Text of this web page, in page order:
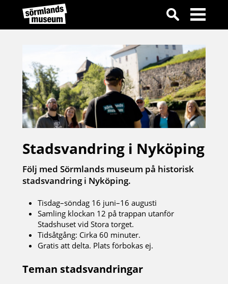
Stadsvandring i Nyköping
Följ med Sörmlands museum på historisk
stadsvandring i Nyköping.
Tisdag–söndag 16 juni–16 augusti
Samling klockan 12 på trappan utanför
Stadshuset vid Stora torget.
Tidsåtgång: Cirka 60 minuter.
Gratis att delta. Plats förbokas ej.
Teman stadsvandringar